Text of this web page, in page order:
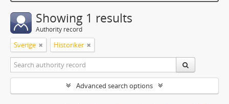
Showing 1 results
Authority record
Sverige Historiker
Advanced search options